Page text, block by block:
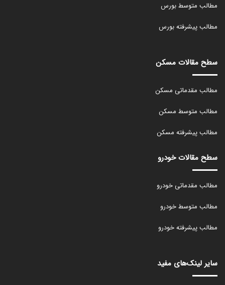
مطالب متوسط بورس
مطالب پیشرفته بورس
سطح مقالات مسکن
مطالب مقدماتی مسکن
مطالب متوسط مسکن
مطالب پیشرفته مسکن
سطح مقالات خودرو
مطالب مقدماتی خودرو
مطالب متوسط خودرو
مطالب پیشرفته خودرو
سایر لینک‌های مفید